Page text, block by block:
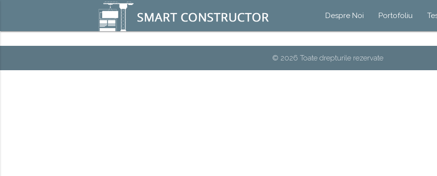
Despre Noi Portofoliu
© 2026 Toate drepturile rezervate